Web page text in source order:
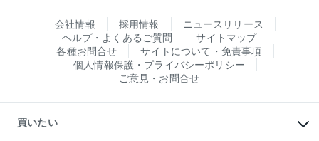
会社情報 採用情報
ニュースリリース
ヘルプ・よくあるご質問
サイトマップ
各種お問合せ
サイトについて・免責事項
個人情報保護・プライバシーポリシー
ご意見・お問合せ
買いたい